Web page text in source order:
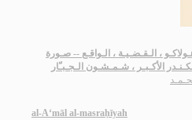
، الـقـضـيـة ، الـواقـع -- صـورة
الأكـبـر ، شـمـشـون الـجـبـّار
al-A‘māl al-masraḥīyah